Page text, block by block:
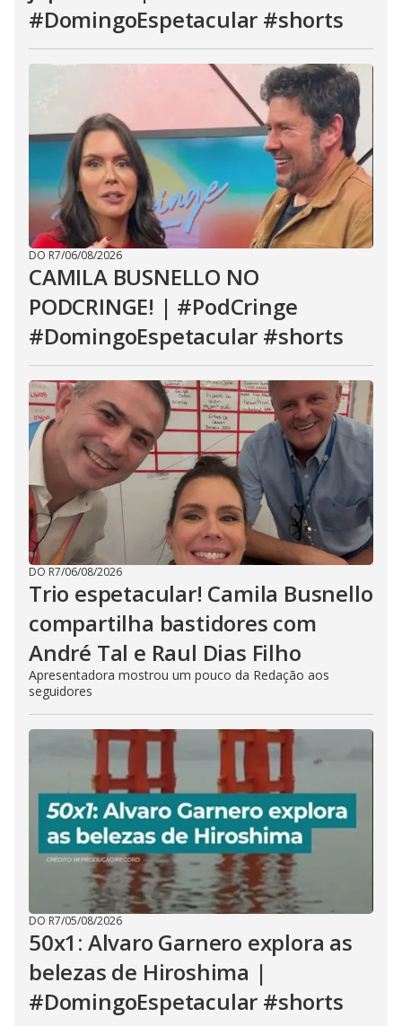
#DomingoEspetacular #shorts
DO R7/06/08/2026
CAMILA BUSNELLO NO
PODCRINGE! | #PodCringe
#DomingoEspetacular #shorts
DO R7/06/08/2026
Trio espetacular! Camila Busnello
compartilha bastidores com
André Tal e Raul Dias Filho
Apresentadora mostrou um pouco da Redação aos
seguidores
DO R7/05/08/2026
50x1: Alvaro Garnero explora as
belezas de Hiroshima |
#DomingoEspetacular #shorts